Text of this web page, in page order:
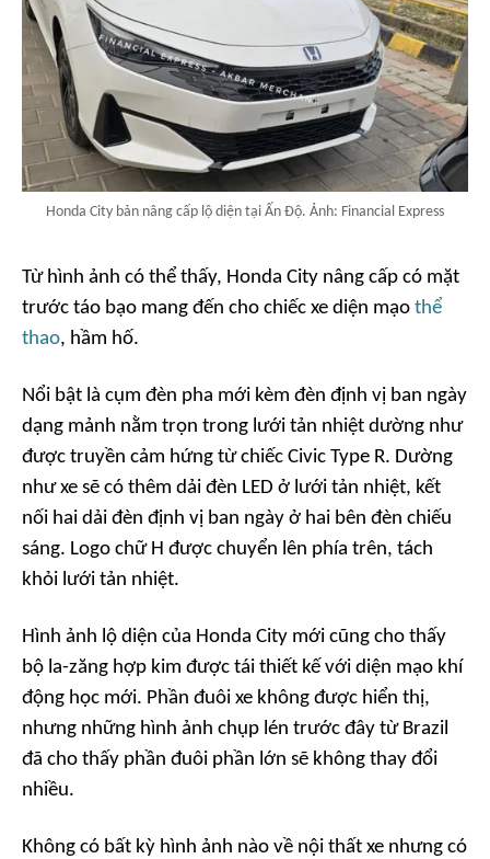
Honda City bản nâng cấp lộ diện tại Ấn Độ. Ảnh: Financial Express
Từ hình ảnh có thể thấy, Honda City nâng cấp có mặt
trước táo bạo mang đến cho chiếc xe diện mạo thể
thao, hầm hố.
Nổi bật là cụm đèn pha mới kèm đèn định vị ban ngày
dạng mảnh nằm trọn trong lưới tản nhiệt dường như
được truyền cảm hứng từ chiếc Civic Type R. Dường
như xe sẽ có thêm dải đèn LED ở lưới tản nhiệt, kết
nối hai dải đèn định vị ban ngày ở hai bên đèn chiếu
sáng. Logo chữ H được chuyển lên phía trên, tách
khỏi lưới tản nhiệt.
Hình ảnh lộ diện của Honda City mới cũng cho thấy
bộ la-zăng hợp kim được tái thiết kế với diện mạo khí
động học mới. Phần đuôi xe không được hiển thị,
nhưng những hình ảnh chụp lén trước đây từ Brazil
đã cho thấy phần đuôi phần lớn sẽ không thay đổi
nhiều.
Không có bất kỳ hình ảnh nào về nội thất xe nhưng có